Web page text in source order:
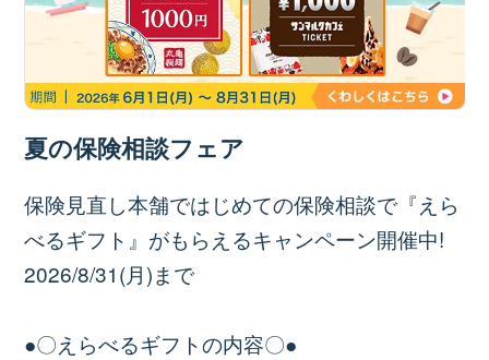
夏の保険相談フェア
保険見直し本舗ではじめての保険相談で『えら
べるギフト』がもらえるキャンペーン開催中!
2026/8/31(月)まで
●〇えらべるギフトの内容〇●